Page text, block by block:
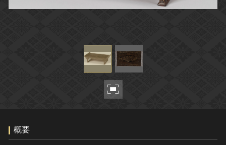
今月のみどころ
このサイトについて
関連サイトリンク
サイトマップ
サイトのご意見はこちら
文化遺産データベース
概要